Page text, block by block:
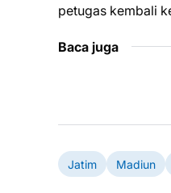
petugas kembali
Baca juga
Jatim Madiun